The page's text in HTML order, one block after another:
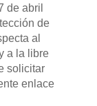
de abril
de
al
a la libre
solicitar
enlace